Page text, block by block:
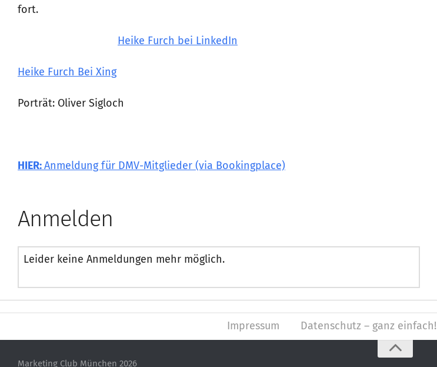
fort.
Heike Furch bei LinkedIn
Heike Furch Bei Xing
Porträt: Oliver Sigloch
HIER: Anmeldung für DMV-Mitglieder (via Bookingplace)
Anmelden
Leider keine Anmeldungen mehr möglich.
Impressum Datenschutz – ganz einfach!
Marketing Club München 2026